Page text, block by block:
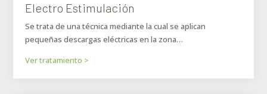
Electro Estimulación
Se trata de una técnica mediante la cual se aplican
pequeñas descargas eléctricas en la zona…
Ver tratamiento >